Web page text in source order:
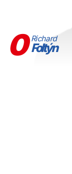
0 Richard
Foltýn